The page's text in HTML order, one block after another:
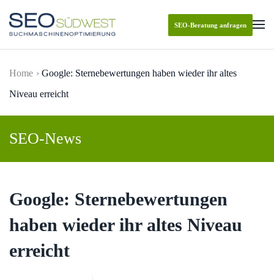
Skip to main content
SEO-Beratung anfragen
Home
Google: Sternebewertungen haben wieder ihr altes
Niveau erreicht
SEO-News
Google: Sternebewertungen
haben wieder ihr altes Niveau
erreicht